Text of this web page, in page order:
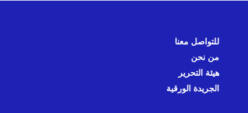
للتواصل معنا
من نحن
هيئة التحرير
الجريدة الورقية